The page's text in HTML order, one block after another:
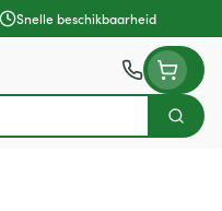
Snelle beschikbaarheid
Zoek